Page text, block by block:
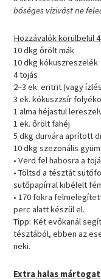
bőséges vízivást ne
Hozzávalók körülbelül
10 dkg őrölt mák
10 dkg kókuszreszelék
4 tojás
2–3 ek. eritrit (vagy
3 ek. kókuszzsír
1 alma héjastul
1 ek. őrölt fahéj
5 dkg durvára aprított
10 dkg szezonális
• Verd fel habosra a
• Töltsd a tésztát
sütőpapírral kibélelt
• 170 fokra
perc alatt készül el.
Tipp: Két evőkanál
tésztából, ebben az
neki.
Extra halas